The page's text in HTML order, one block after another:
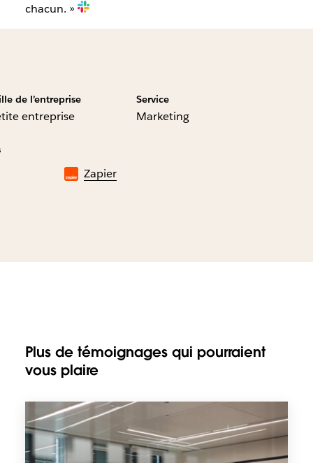
chacun. »
de l’entreprise
entreprise
Service
Marketing
Zapier
Plus de témoignages qui pourraient
vous plaire